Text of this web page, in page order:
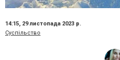
14:15, 29 листопада 2023 р.
Суспільство